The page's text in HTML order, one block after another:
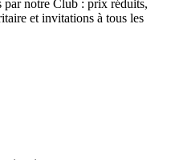
par notre Club : prix réduits,
et invitations à tous les